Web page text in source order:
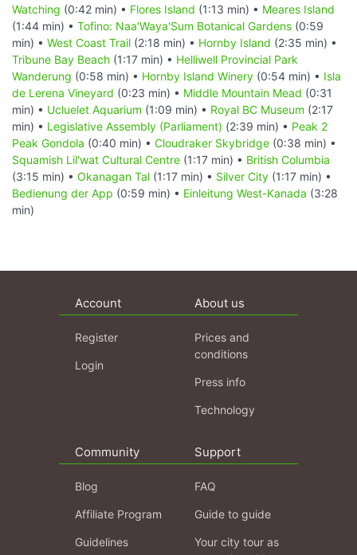
Watching (0:42 min) • Flores Island (1:13 min) • Meares Island
(1:44 min) • Tofino: Naa'Waya'Sum Botanical Gardens (0:59
min) • West Coast Trail (2:18 min) • Hornby Island (2:35 min) •
Tribune Bay Beach (1:17 min) • Helliwell Provincial Park
Wanderung (0:58 min) • Hornby Island Winery (0:54 min) • Isla
de Lerena Vineyard (0:23 min) • Middle Mountain Mead (0:31
min) • Ucluelet Aquarium (1:09 min) • Royal BC Museum (2:17
min) • Legislative Assembly (Parliament) (2:39 min) • Peak 2
Peak Gondola (0:40 min) • Cloudraker Skybridge (0:38 min) •
Squamish Lil'wat Cultural Centre (1:17 min) • British Columbia
(3:15 min) • Okanagan Tal (1:17 min) • Silver City (1:17 min) •
Bedienung der App (0:59 min) • Einleitung West-Kanada (3:28
min)
Account
Register
Login
About us
Prices and
conditions
Press info
Technology
Community
Blog
Affiliate Program
Guidelines
Support
FAQ
Guide to guide
Your city tour as